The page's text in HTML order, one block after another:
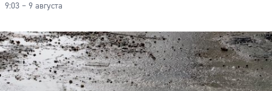
9:03 – 9 августа